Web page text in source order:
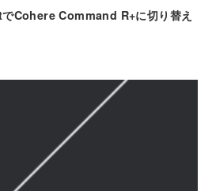
Cohere Command R+に切り替え